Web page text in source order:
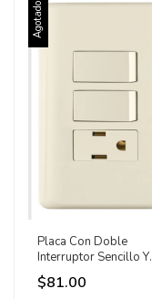
Agotado
Placa Con Doble
Interruptor Sencillo Y
Contacto Volteck Marfil
$81.00